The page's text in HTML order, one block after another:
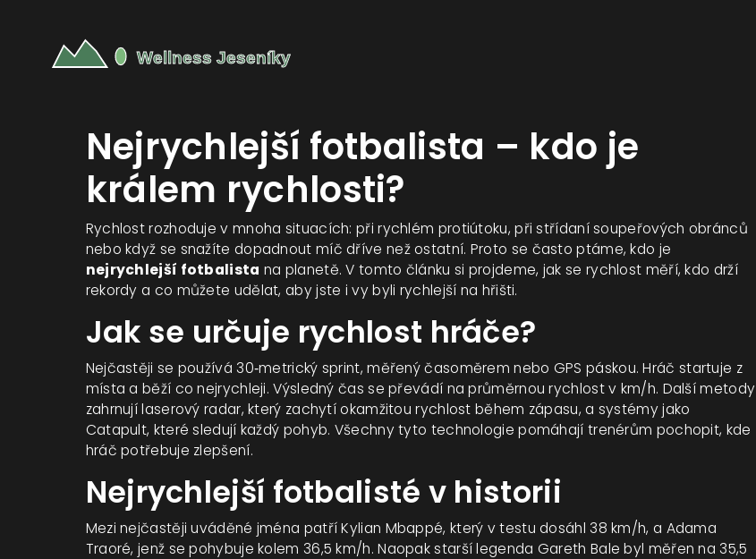
Nejrychlejší fotbalista – kdo je
králem rychlosti?
Rychlost rozhoduje v mnoha situacích: při rychlém protiútoku, při střídaní soupeřových obránců
nebo když se snažíte dopadnout míč dříve než ostatní. Proto se často ptáme, kdo je
nejrychlejší fotbalista na planetě. V tomto článku si projdeme, jak se rychlost měří, kdo drží
rekordy a co můžete udělat, aby jste i vy byli rychlejší na hřišti.
Jak se určuje rychlost hráče?
Nejčastěji se používá 30‑metrický sprint, měřený časoměrem nebo GPS páskou. Hráč startuje z
místa a běží co nejrychleji. Výsledný čas se převádí na průměrnou rychlost v km/h. Další metody
zahrnují laserový radar, který zachytí okamžitou rychlost během zápasu, a systémy jako
Catapult, které sledují každý pohyb. Všechny tyto technologie pomáhají trenérům pochopit, kde
hráč potřebuje zlepšení.
Nejrychlejší fotbalisté v historii
Mezi nejčastěji uváděné jména patří Kylian Mbappé, který v testu dosáhl 38 km/h, a Adama
Traoré, jenž se pohybuje kolem 36,5 km/h. Naopak starší legenda Gareth Bale byl měřen na 35,5